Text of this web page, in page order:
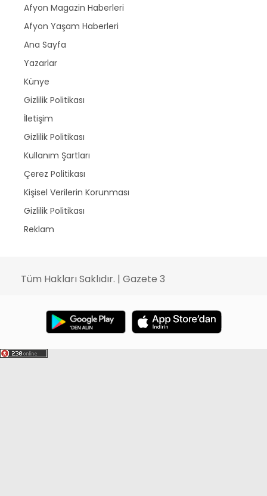
Afyon Magazin Haberleri
Afyon Yaşam Haberleri
Ana Sayfa
Yazarlar
Künye
Gizlilik Politikası
İletişim
Gizlilik Politikası
Kullanım Şartları
Çerez Politikası
Kişisel Verilerin Korunması
Gizlilik Politikası
Reklam
Tüm Hakları Saklıdır. | Gazete 3